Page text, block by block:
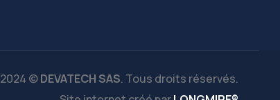
2024 ©DEVATECH SAS. Tous droits réservés.